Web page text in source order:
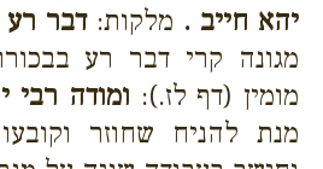
יהא חייב . מלקות:דבר רע
מגונה קרי דבר רע
מומין (דף לז.): ומודה רבי
מנת להניח שחוזר